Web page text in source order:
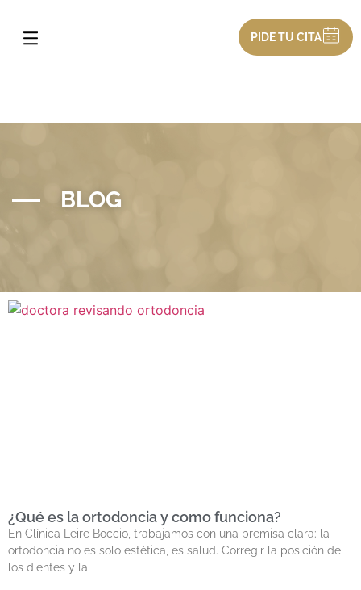
PIDE TU CITA
BLOG
¿Qué es la ortodoncia y como funciona?
En Clínica Leire Boccio, trabajamos con una premisa clara: la
ortodoncia no es solo estética, es salud. Corregir la posición de
los dientes y la